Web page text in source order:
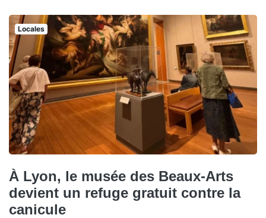
Locales
À Lyon, le musée des Beaux-Arts
devient un refuge gratuit contre la
canicule